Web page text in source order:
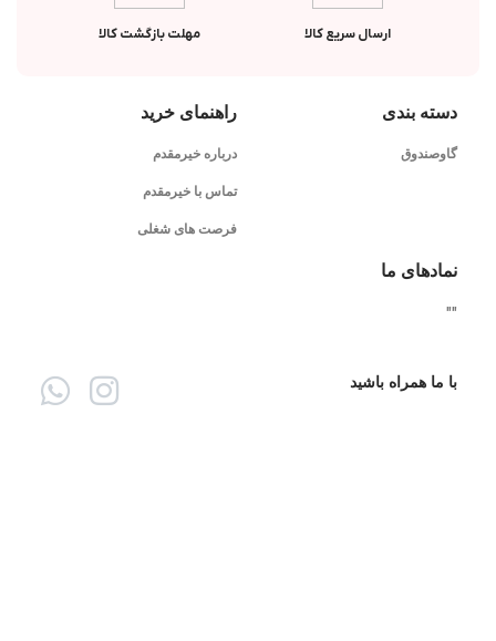
ارسال سریع کالا مهلت بازگشت کالا
دسته بندی
گاوصندوق
راهنمای خرید
درباره خیرمقدم
تماس با خیرمقدم
فرصت های شغلی
نمادهای ما
"
"
با ما همراه باشید